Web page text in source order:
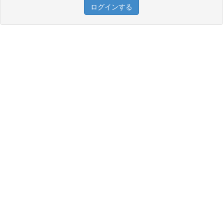
ログインする